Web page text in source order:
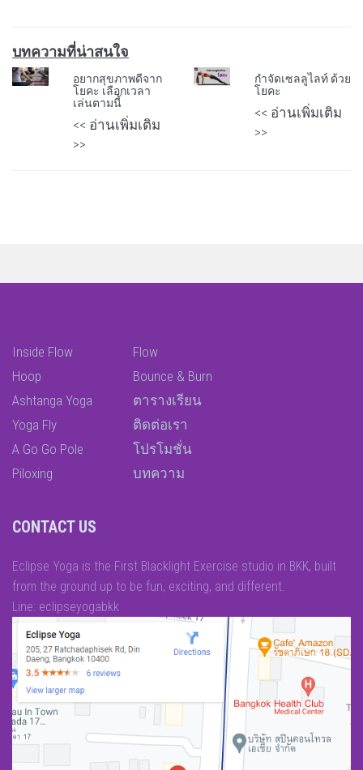
บทความที่น่าสนใจ
อยากสุขภาพดีจาก
โยคะ เลือกเวลา
เล่นตามนี้
<< อ่านเพิ่มเติม
>>
กำจัดเซลลูไลท์ ด้วย
โยคะ
<< อ่านเพิ่มเติม
>>
Inside Flow
Hoop
Ashtanga Yoga
Yoga Fly
A Go Go Pole
Piloxing
Flow
Bounce & Burn
ตารางเรียน
ติดต่อเรา
โปรโมชั่น
บทความ
CONTACT US
Eclipse Yoga is the First Blacklight Exercise studio in BKK, built
from the ground up to be fun, exciting, and different.
Line: eclipseyogabkk